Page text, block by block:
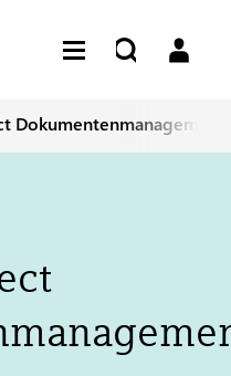
Dokumentenmanagement